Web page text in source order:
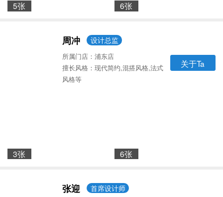
5张 6张
周冲 设计总监
所属门店：浦东店
擅长风格：现代简约,混搭风格,法式
风格等
关于Ta
3张 6张
张迎 首席设计师